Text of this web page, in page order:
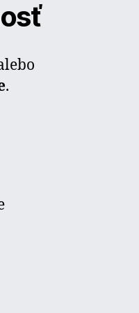
.